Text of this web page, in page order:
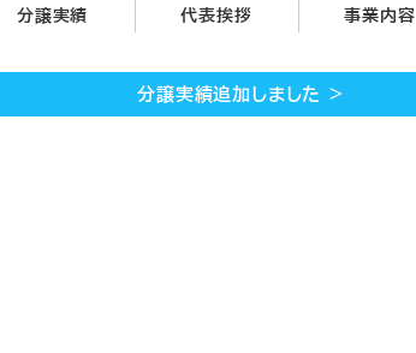
分譲実績 代表挨拶 事業内容
分譲実績追加しました ＞